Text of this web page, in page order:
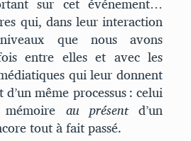
qui, dans leur interaction
que nous avons
entre elles et avec les
qui leur donnent
même processus : celui
au présentd’un
tout à fait passé.